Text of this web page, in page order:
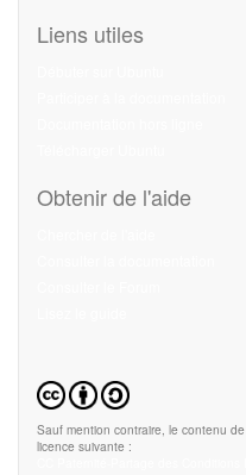
Liens utiles
Obtenir de l'aide
Sauf mention contraire, le contenu
licence suivante :